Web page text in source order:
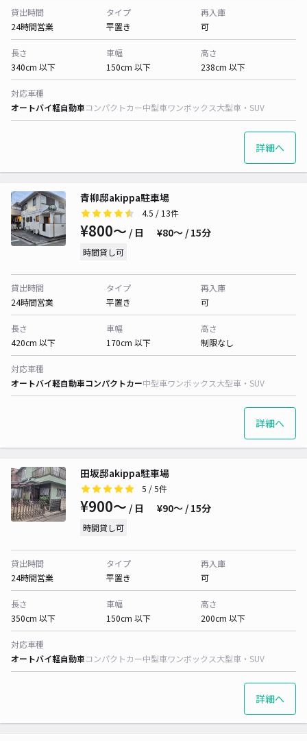
貸出時間
24時間営業
タイプ
平置き
再入庫
可
長さ
340cm 以下
車幅
150cm 以下
高さ
238cm 以下
対応車種
オートバイ軽自動車コンパクトカー中型車ワンボックス大型車・SUV
詳細へ
青柳邸akippa駐車場
4.5 / 13件
¥800〜 / 日 ¥80〜 / 15分
時間貸し可
貸出時間
24時間営業
タイプ
平置き
再入庫
可
長さ
420cm 以下
車幅
170cm 以下
高さ
制限なし
対応車種
オートバイ軽自動車コンパクトカー中型車ワンボックス大型車・SUV
詳細へ
田坂邸akippa駐車場
5 / 5件
¥900〜 / 日 ¥90〜 / 15分
時間貸し可
貸出時間
24時間営業
タイプ
平置き
再入庫
可
長さ
350cm 以下
車幅
150cm 以下
高さ
200cm 以下
対応車種
オートバイ軽自動車コンパクトカー中型車ワンボックス大型車・SUV
詳細へ